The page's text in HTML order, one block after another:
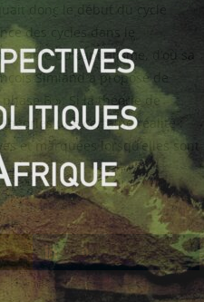
donc le début du cycle
des cycles dans le
du capitalisme, d’où sa
Simiand a proposé de
B ». Si la théorie de
une certaine réalité :
et marquées lorsqu’elles sont
0